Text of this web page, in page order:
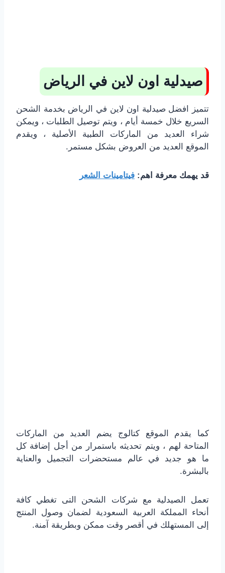
صيدلية اون لاين في الرياض
تتميز افضل صيدلية اون لاين في الرياض بخدمة الشحن
السريع خلال خمسة أيام ، ويتم توصيل الطلبات ، ويمكن
شراء العديد من الماركات الطبية الأصلية ، ويقدم
الموقع العديد من العروض بشكل مستمر.
قد يهمك معرفة اهم: فيتامينات الشعر
كما يقدم الموقع كتالوج يضم العديد من الماركات
المتاحة لهم ، ويتم تحديثه باستمرار من أجل إضافة كل
ما هو جديد في عالم مستحضرات التجميل والعناية
بالبشرة.
تعمل الصيدلية مع شركات الشحن التى تغطي كافة
أنحاء المملكة العربية السعودية لضمان وصول المنتج
إلى المستهلك في أقصر وقت ممكن وبطريقة آمنة.